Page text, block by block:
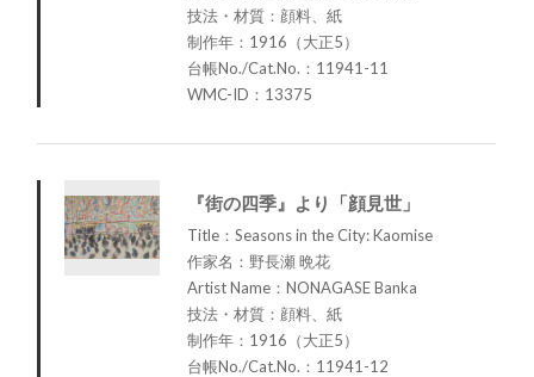
技法・材質：顔料、紙
制作年：1916（大正5）
台帳No./Cat.No.：11941-11
WMC-ID：13375
『街の四季』より「顔見世」
Title：Seasons in the City: Kaomise
作家名：野長瀬 晩花
Artist Name：NONAGASE Banka
技法・材質：顔料、紙
制作年：1916（大正5）
台帳No./Cat.No.：11941-12